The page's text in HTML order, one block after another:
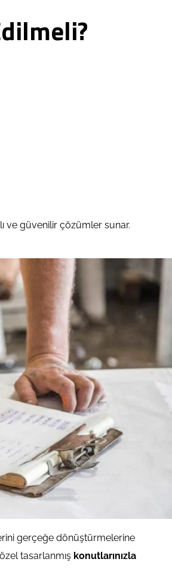
ve güvenilir çözümler sunar.
gerçeğe dönüştürmelerine
tasarlanmış konutlarınızla